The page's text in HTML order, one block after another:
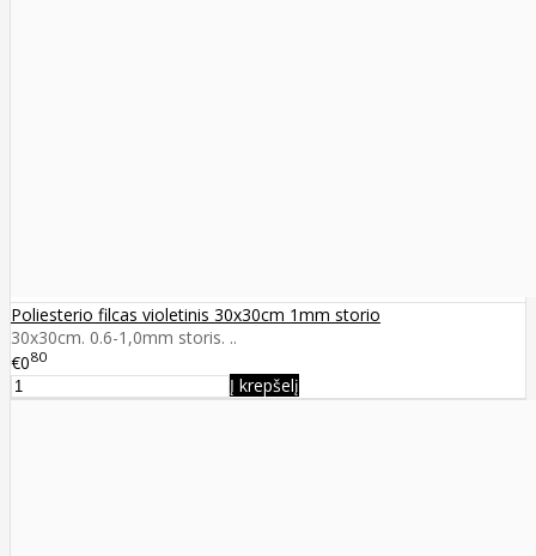
Poliesterio filcas violetinis 30x30cm 1mm storio
30x30cm. 0.6-1,0mm storis. ..
€080
Į krepšelį